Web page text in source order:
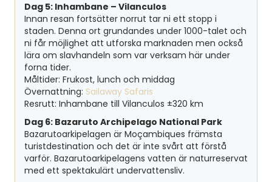
Dag 5: Inhambane – Vilanculos
Innan resan fortsätter norrut tar ni ett stopp i
staden. Denna ort grundandes under 1000-talet och
ni får möjlighet att utforska marknaden men också
lära om slavhandeln som var verksam här under
forna tider.
Måltider: Frukost, lunch och middag
Övernattning: Sailaway Safaris
Resrutt: Inhambane till Vilanculos ±320 km
Dag 6: Bazaruto Archipelago National Park
Bazarutoarkipelagen är Moçambiques främsta
turistdestination och det är inte svårt att förstå
varför. Bazarutoarkipelagens vatten är naturreservat
med ett spektakulärt undervattensliv.